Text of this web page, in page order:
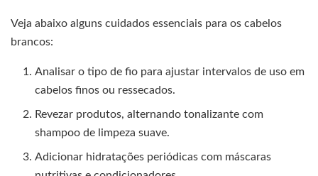
Veja abaixo alguns cuidados essenciais para os cabelos
brancos:
Analisar o tipo de fio para ajustar intervalos de uso em
cabelos finos ou ressecados.
Revezar produtos, alternando tonalizante com
shampoo de limpeza suave.
Adicionar hidratações periódicas com máscaras